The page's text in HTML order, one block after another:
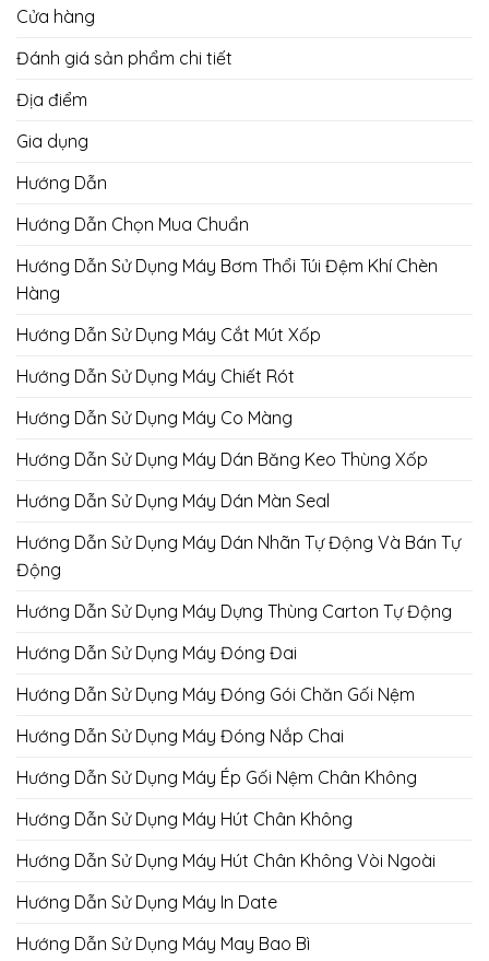
Cửa hàng
Đánh giá sản phẩm chi tiết
Địa điểm
Gia dụng
Hướng Dẫn
Hướng Dẫn Chọn Mua Chuẩn
Hướng Dẫn Sử Dụng Máy Bơm Thổi Túi Đệm Khí Chèn
Hàng
Hướng Dẫn Sử Dụng Máy Cắt Mút Xốp
Hướng Dẫn Sử Dụng Máy Chiết Rót
Hướng Dẫn Sử Dụng Máy Co Màng
Hướng Dẫn Sử Dụng Máy Dán Băng Keo Thùng Xốp
Hướng Dẫn Sử Dụng Máy Dán Màn Seal
Hướng Dẫn Sử Dụng Máy Dán Nhãn Tự Động Và Bán Tự
Động
Hướng Dẫn Sử Dụng Máy Dựng Thùng Carton Tự Động
Hướng Dẫn Sử Dụng Máy Đóng Đai
Hướng Dẫn Sử Dụng Máy Đóng Gói Chăn Gối Nệm
Hướng Dẫn Sử Dụng Máy Đóng Nắp Chai
Hướng Dẫn Sử Dụng Máy Ép Gối Nệm Chân Không
Hướng Dẫn Sử Dụng Máy Hút Chân Không
Hướng Dẫn Sử Dụng Máy Hút Chân Không Vòi Ngoài
Hướng Dẫn Sử Dụng Máy In Date
Hướng Dẫn Sử Dụng Máy May Bao Bì